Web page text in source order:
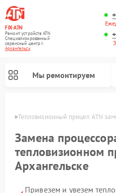
FIX-ATN
Ремонт устройств ATN
Специализированный
cервисный центр г.
Архангельск
Мы ремонтируем
Тепловизионный прицел ATN
Замена
тепловизионном
Архангельске
Привезем и увезем